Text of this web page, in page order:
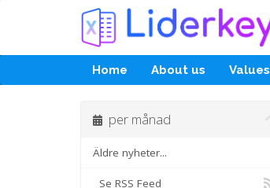
Home About us Values
per månad
Äldre nyheter...
Se RSS Feed